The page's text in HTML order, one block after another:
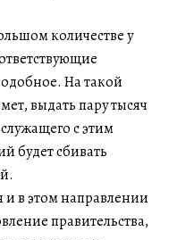
количестве у
На такой
выдать пару тысяч
с этим
будет сбивать
в этом направлении
правительства,